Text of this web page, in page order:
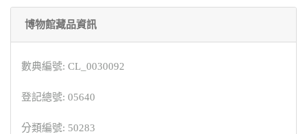
博物館藏品資訊
數典編號: CL_0030092
登記總號: 05640
分類編號: 50283